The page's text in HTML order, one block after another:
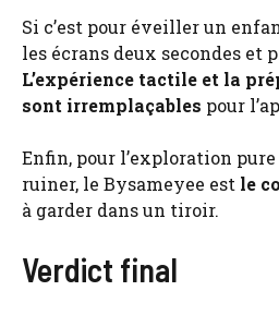
Si c’est pour éveiller un
les écrans deux secondes et
L’expérience tactile et la
sont irremplaçables pour
Enfin, pour l’exploration
ruiner, le Bysameyee est le
à garder dans un tiroir.
Verdict final